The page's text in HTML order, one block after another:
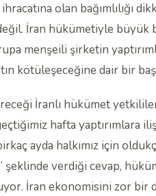
olan bağımlılığı
İran hükümetiyle büyük
menşeili şirketin
kötüleşeceğine dair bir
İranlı hükümet
hafta yaptırımlara
ayda halkımız için
şeklinde verdiği cevap,
İran ekonomisini zor